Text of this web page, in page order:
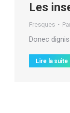
Les
Fresques
Donec
Lire la suite